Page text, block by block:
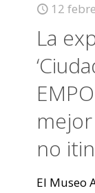
12
La
no
El Museo